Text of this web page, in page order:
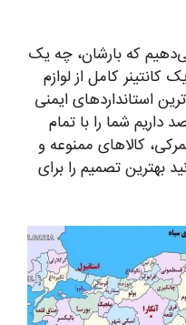
که بارشان، چه یک
کامل از لوازم
استانداردهای ایمنی
داریم شما را با تمام
کالاهای ممنوعه و
بهترین تصمیم را برای